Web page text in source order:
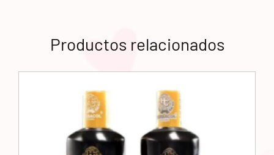
Productos relacionados